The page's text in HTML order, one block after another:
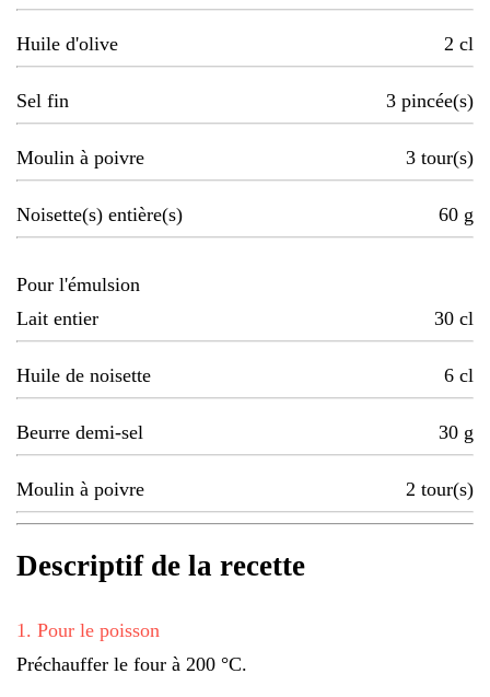
Huile d'olive 2 cl
Sel fin 3 pincée(s)
Moulin à poivre 3 tour(s)
Noisette(s) entière(s) 60 g
Pour l'émulsion
Lait entier
30 cl
Huile de noisette 6 cl
Beurre demi-sel 30 g
Moulin à poivre 2 tour(s)
Descriptif de la recette
1 . Pour le poisson
Préchauffer le four à 200 °C.